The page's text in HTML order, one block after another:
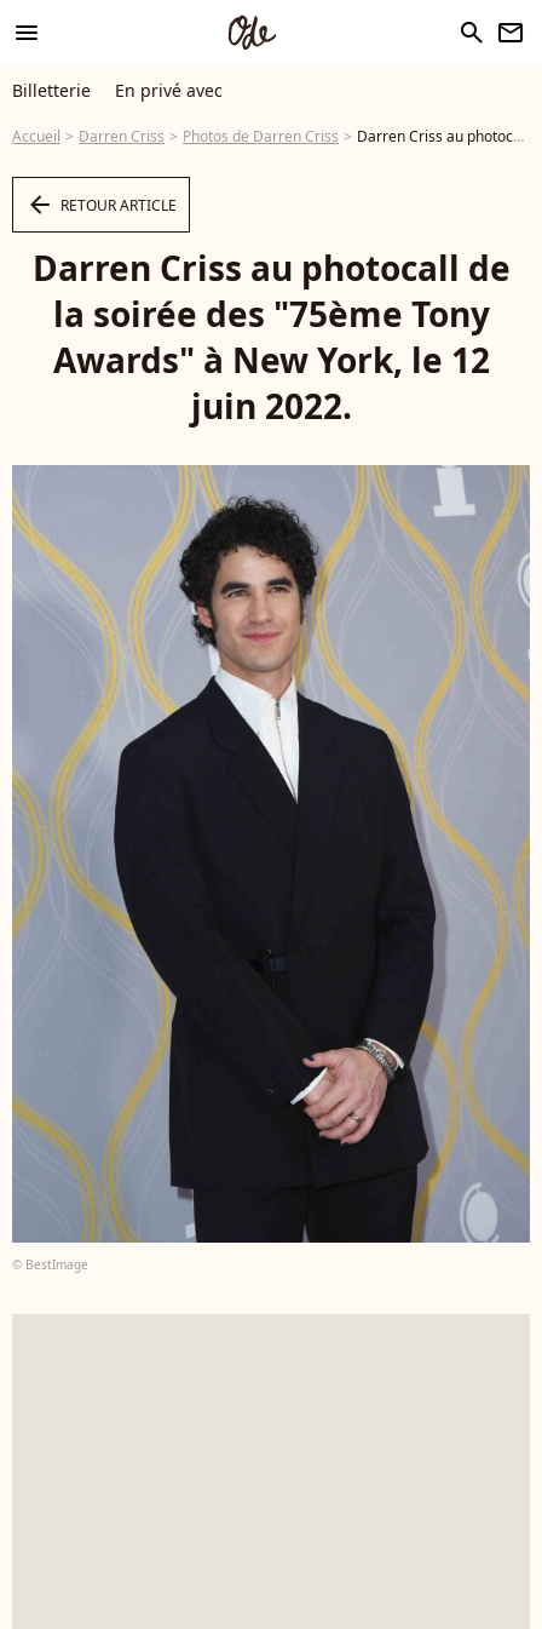
menu search newsletter
Billetterie En privé avec
Accueil Darren Criss Photos de Darren Criss Darren Criss au photocall de la soirée des "75ème Tony Awards" à New York, le 12 juin 2022. - Photo
arrow_left RETOUR ARTICLE
Darren Criss au photocall de
la soirée des "75ème Tony
Awards" à New York, le 12
juin 2022.
© BestImage